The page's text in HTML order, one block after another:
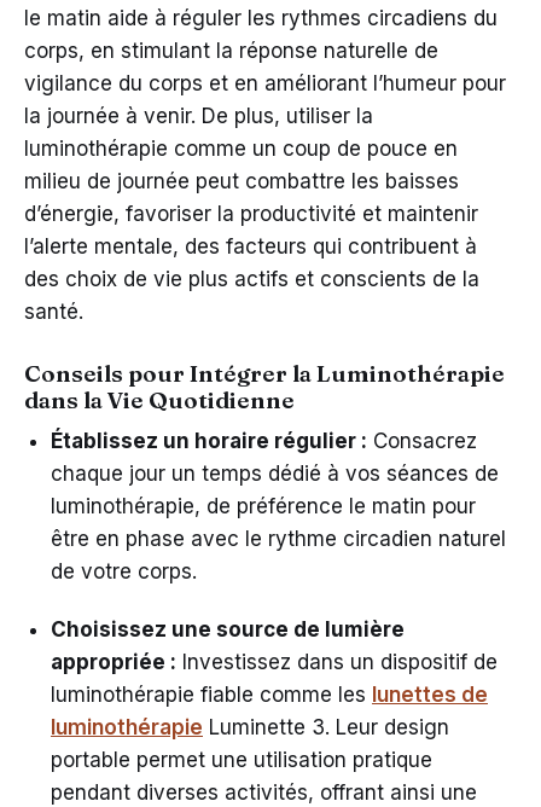
le matin aide à réguler les rythmes circadiens du
corps, en stimulant la réponse naturelle de
vigilance du corps et en améliorant l’humeur pour
la journée à venir. De plus, utiliser la
luminothérapie comme un coup de pouce en
milieu de journée peut combattre les baisses
d’énergie, favoriser la productivité et maintenir
l’alerte mentale, des facteurs qui contribuent à
des choix de vie plus actifs et conscients de la
santé.
Conseils pour Intégrer la Luminothérapie
dans la Vie Quotidienne
Établissez un horaire régulier : Consacrez
chaque jour un temps dédié à vos séances de
luminothérapie, de préférence le matin pour
être en phase avec le rythme circadien naturel
de votre corps.
Choisissez une source de lumière
appropriée : Investissez dans un dispositif de
luminothérapie fiable comme les lunettes de
luminothérapie Luminette 3. Leur design
portable permet une utilisation pratique
pendant diverses activités, offrant ainsi une